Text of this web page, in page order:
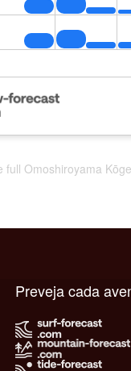
full Omoshiroyama
Preveja cada